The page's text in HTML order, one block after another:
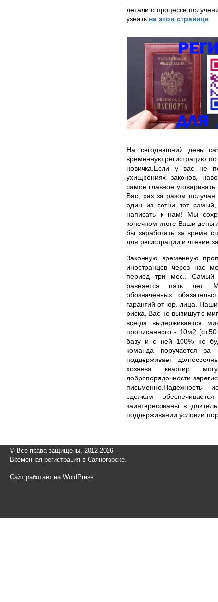
детали о процессе
узнать на этой странице
На сегодняшний день
временную регистрацию
новичка.Если у вас не
ухищрениях законов,
самое главное уговаривать
Вас, раз за разом получая
один из сотни тот
написать к нам! Мы
конечном итоге Ваши
бы заработать за время
для регистрации и чтение
Законную временную
иностранцев через нас
период три мес.. Самый
равняется пять лет.
обозначенных
гарантий от юр. лица. Наши
риска, Вас не выпишут с
всегда выдерживается
прописанного - 10м2
базу и с ней 100% не
команда поручается за
поддерживает
хозяева квартир
добропорядочности
письменно.Надежность
сделкам
заинтересованы в
поддерживании условий
© Все права защищены, 2012-2026
Временная регистрация в Саяногорске.
Сайт работает на WordPress